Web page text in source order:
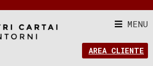
MENU
AREA CLIENTE